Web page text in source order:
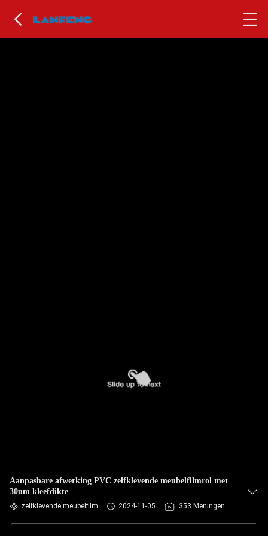
Aanpasbare afwerking PVC zelfklevende meubelfilmrol met
30um kleefdikte
zelfklevende meubelfilm 2024-11-05 353 Meningen